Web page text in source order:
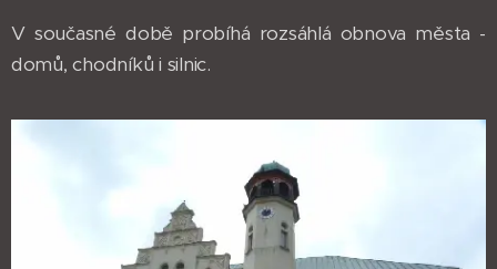
V současné době probíhá rozsáhlá obnova města -
domů, chodníků i silnic.